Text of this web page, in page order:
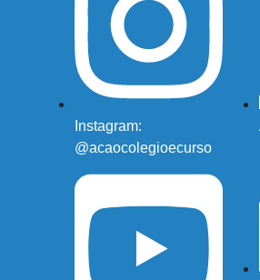
Instagram:
@acaocolegioecurso